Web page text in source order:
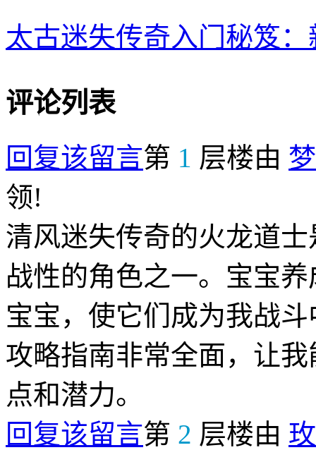
太古迷失传奇入门秘笈
评论列表
回复该留言第 1 层楼由
领!
清风迷失传奇的火龙道
战性的角色之一。宝宝
宝宝，使它们成为我战
攻略指南非常全面，让
点和潜力。
回复该留言第 2 层楼由